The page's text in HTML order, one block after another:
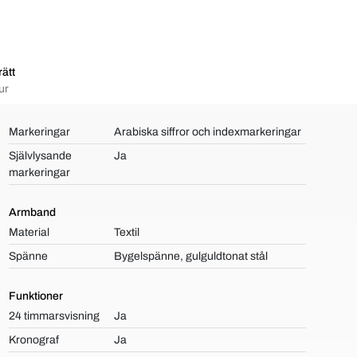
Markeringar
Arabiska siffror och indexmarkeringar
Självlysande
markeringar
Ja
Armband
Material
Textil
Spänne
Bygelspänne, gulguldtonat stål
Funktioner
24 timmarsvisning
Ja
Kronograf
Ja